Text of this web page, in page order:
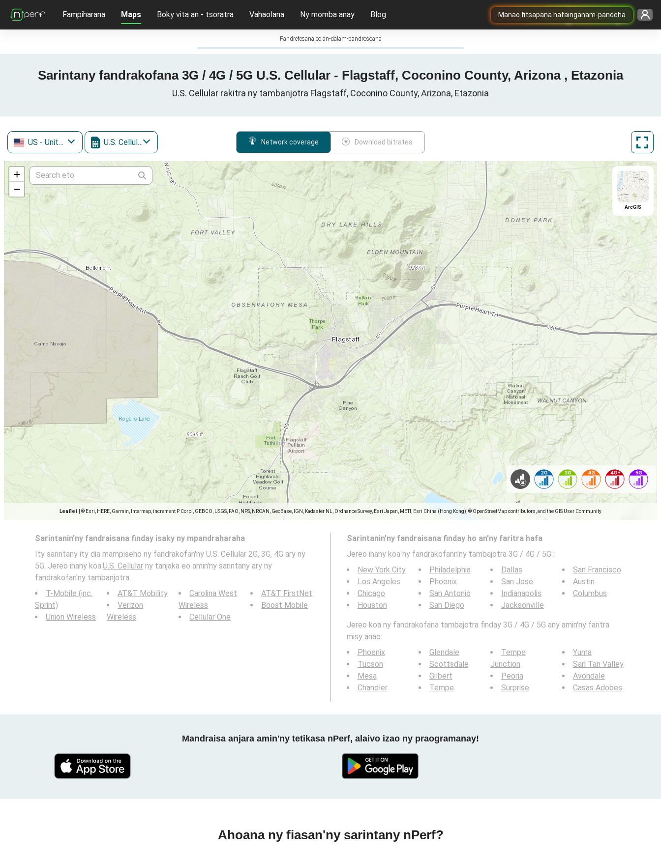
Manao fitsapana hafainganam-pandeha
Fampiharana Maps Boky vita an - tsoratra Vahaolana Ny momba anay Blog
Fandrefesana eo an-dalam-pandrosoana
Sarintany fandrakofana 3G / 4G / 5G U.S. Cellular - Flagstaff, Coconino County, Arizona , Etazonia
U.S. Cellular rakitra ny tambanjotra Flagstaff, Coconino County, Arizona, Etazonia
US - United States U.S. Cellular Network coverage Download bitrates
+
−
Leaflet © Esri, HERE, Garmin, Intermap, increment P Corp., GEBCO, USGS, FAO, NPS, NRCAN, GeoBase, IGN, Kadaster NL, Ordnance Survey, Esri Japan, METI, Esri China (Hong Kong), © OpenStreetMap contributors, and the GIS User Community
ArcGIS
Sarintanin’ny fandraisana finday isaky ny mpandraharaha
Ity sarintany ity dia mampiseho ny fandrakofan'ny U.S. Cellular 2G, 3G, 4G ary ny
5G. Jereo ihany koa:U.S. Cellular ny tanjaka eo amin'ny sarintany ary ny
fandrakofan'ny tambanjotra.
T-Mobile (inc.
Sprint)
Union Wireless
AT&T Mobility
Verizon
Wireless
Carolina West
Wireless
Cellular One
AT&T FirstNet
Boost Mobile
Sarintanin’ny fandraisana finday ho an’ny faritra hafa
Jereo ihany koa ny fandrakofann'ny tambajotra 3G / 4G / 5G :
New York City
Los Angeles
Chicago
Houston
Philadelphia
Phoenix
San Antonio
San Diego
Dallas
San Jose
Indianapolis
Jacksonville
San Francisco
Austin
Columbus
Jereo koa ny fandrakofana tambajotra finday 3G / 4G / 5G any amin'ny faritra
misy anao:
Phoenix
Tucson
Mesa
Chandler
Glendale
Scottsdale
Gilbert
Tempe
Tempe
Junction
Peoria
Surprise
Yuma
San Tan Valley
Avondale
Casas Adobes
Mandraisa anjara amin'ny tetikasa nPerf, alaivo izao ny praogramanay!
Ahoana ny fiasan'ny sarintany nPerf?